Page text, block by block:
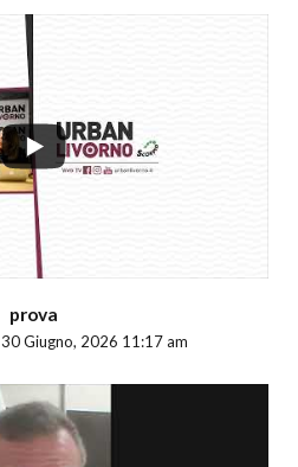
prova
30 Giugno, 2026 11:17 am